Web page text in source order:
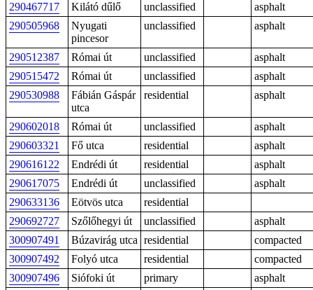
290467717
Kilátó dűlő unclassified
asphalt
290505968
Nyugati
pincesor
unclassified asphalt
290512387 Római út unclassified
asphalt
290515472
Római út unclassified
asphalt
290530988
Fábián Gáspár
utca
residential asphalt
290602018 Római út unclassified
asphalt
290603321
Fő utca residential
asphalt
290616122
Endrédi út residential
asphalt
290617075
Endrédi út unclassified
asphalt
290633136
Eötvös utca
residential
290692727
Szőlőhegyi út unclassified
asphalt
300907491
Búzavirág utca residential
compacted
300907492
Folyó utca residential
compacted
300907496
Siófoki út primary
asphalt